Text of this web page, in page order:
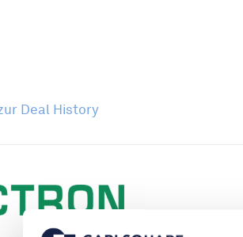
Deal History